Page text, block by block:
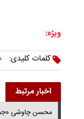
ویژه:
کلمات کلیدی:
اخبار مرتبط
محسن چاوشی